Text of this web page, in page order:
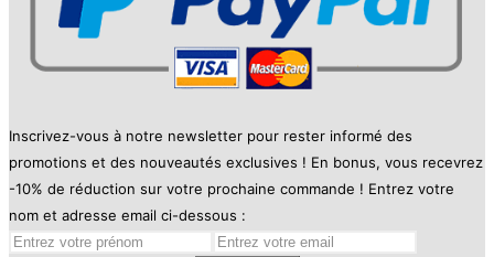
Inscrivez-vous à notre newsletter pour rester informé des
promotions et des nouveautés exclusives ! En bonus, vous recevrez
-10% de réduction sur votre prochaine commande ! Entrez votre
nom et adresse email ci-dessous :